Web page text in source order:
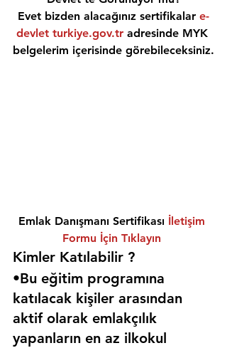
Evet bizden alacağınız sertifikalar e-
devlet turkiye.gov.tr adresinde MYK
belgelerim içerisinde görebileceksiniz.
Emlak Danışmanı Sertifikası İletişim
Formu İçin Tıklayın
Kimler Katılabilir ?
•Bu eğitim programına
katılacak kişiler arasından
aktif olarak emlakçılık
yapanların en az ilkokul